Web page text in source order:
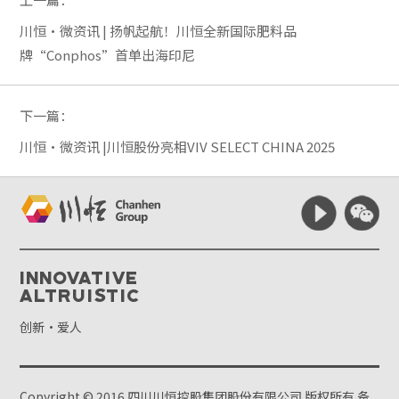
川恒·微资讯 | 扬帆起航！川恒全新国际肥料品
牌“Conphos”首单出海印尼
下一篇：
川恒·微资讯 |川恒股份亮相VIV SELECT CHINA 2025
Innovative
Altruistic
创新·爱人